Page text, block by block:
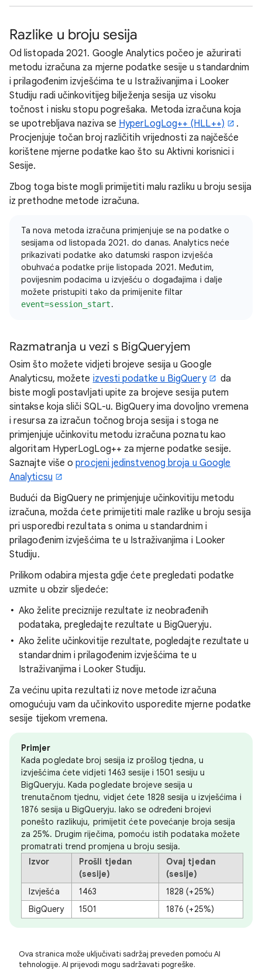
Razlike u broju sesija
Od listopada 2021. Google Analytics počeo je ažurirati
metodu izračuna za mjerne podatke sesije u standardnim
i prilagođenim izvješćima te u Istraživanjima i Looker
Studiju radi učinkovitijeg bilježenja sesija uz visoku
točnost i nisku stopu pogrešaka. Metoda izračuna koja
se upotrebljava naziva se HyperLogLog++ (HLL++)
.
Procjenjuje točan broj različitih vrijednosti za najčešće
korištene mjerne podatke kao što su Aktivni korisnici i
Sesije.
Zbog toga biste mogli primijetiti malu razliku u broju sesija
iz prethodne metode izračuna.
Ta nova metoda izračuna primjenjuje se na podatke o
sesijama od listopada 2021. do danas. Analytics neće
prikazivati podatke ako datumski raspon izvješća
obuhvaća podatke prije listopada 2021. Međutim,
povijesnim podacima u izvješću o događajima i dalje
možete pristupiti tako da primijenite filtar
event=session_start.
Razmatranja u vezi s BigQueryjem
Osim što možete vidjeti brojeve sesija u Google
Analyticsu, možete izvesti podatke u BigQuery
da
biste mogli postavljati upite za brojeve sesija putem
sintakse koja sliči SQL-u. BigQuery ima dovoljno vremena
i resursa za izračun točnog broja sesija i stoga ne
primjenjuje učinkovitu metodu izračuna poznatu kao
algoritam HyperLogLog++ za mjerne podatke sesije.
Saznajte više oprocjeni jedinstvenog broja u Google
Analyticsu
Budući da BigQuery ne primjenjuje učinkovitiju metodu
izračuna, možda ćete primijetiti male razlike u broju sesija
pri usporedbi rezultata s onima u standardnim i
prilagođenim izvješćima te u Istraživanjima i Looker
Studiju.
Prilikom odabira mjesta gdje ćete pregledati podatke
uzmite u obzir sljedeće:
Ako želite preciznije rezultate iz neobrađenih
podataka, pregledajte rezultate u BigQueryju.
Ako želite učinkovitije rezultate, pogledajte rezultate u
standardnim i prilagođenim izvješćima te u
Istraživanjima i Looker Studiju.
Za većinu upita rezultati iz nove metode izračuna
omogućuju vam da učinkovito usporedite mjerne podatke
sesije tijekom vremena.
Primjer
Kada pogledate broj sesija iz prošlog tjedna, u
izvješćima ćete vidjeti 1463 sesije i 1501 sesiju u
BigQueryju. Kada pogledate brojeve sesija u
trenutačnom tjednu, vidjet ćete 1828 sesija u izvješćima i
1876 sesija u BigQueryju. Iako se određeni brojevi
ponešto razlikuju, primijetit ćete povećanje broja sesija
za 25%. Drugim riječima, pomoću istih podataka možete
promatrati trend promjena u broju sesija.
Izvor
Prošli tjedan
(sesije)
Ovaj tjedan
(sesije)
Izvješća
1463
1828 (+25%)
BigQuery
1501 1876 (+25%)
Ova stranica može uključivati sadržaj preveden pomoću AI
tehnologije. AI prijevodi mogu sadržavati pogreške.